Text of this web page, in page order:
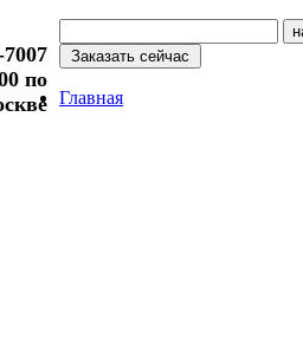
по
Главная